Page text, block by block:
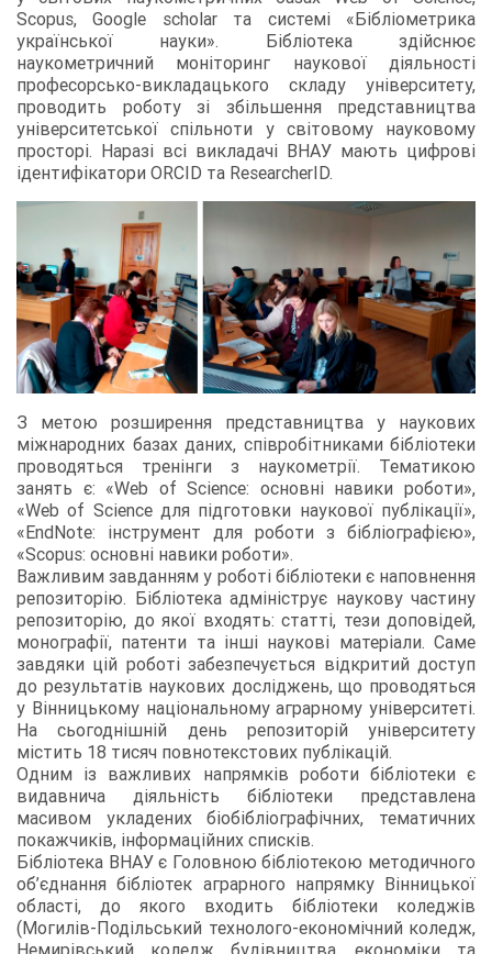
Scopus, Google scholar та системі «Бібліометрика
української науки». Бібліотека здійснює
наукометричний моніторинг наукової діяльності
професорсько-викладацького складу університету,
проводить роботу зі збільшення представництва
університетської спільноти у світовому науковому
просторі. Наразі всі викладачі ВНАУ мають цифрові
ідентифікатори ORCID та ResearcherID.
З метою розширення представництва у наукових
міжнародних базах даних, співробітниками бібліотеки
проводяться тренінги з наукометрії. Тематикою
занять є: «Web of Science: основні навики роботи»,
«Web of Science для підготовки наукової публікації»,
«EndNote: інструмент для роботи з бібліографією»,
«Scopus: основні навики роботи».
Важливим завданням у роботі бібліотеки є наповнення
репозиторію. Бібліотека адмініструє наукову частину
репозиторію, до якої входять: статті, тези доповідей,
монографії, патенти та інші наукові матеріали. Саме
завдяки цій роботі забезпечується відкритий доступ
до результатів наукових досліджень, що проводяться
у Вінницькому національному аграрному університеті.
На сьогоднішній день репозиторій університету
містить 18 тисяч повнотекстових публікацій.
Одним із важливих напрямків роботи бібліотеки є
видавнича діяльність бібліотеки представлена
масивом укладених біобібліографічних, тематичних
покажчиків, інформаційних списків.
Бібліотека ВНАУ є Головною бібліотекою методичного
об’єднання бібліотек аграрного напрямку Вінницької
області, до якого входить бібліотеки коледжів
(Могилів-Подільський технолого-економічний коледж,
Немирівський коледж будівництва, економіки та